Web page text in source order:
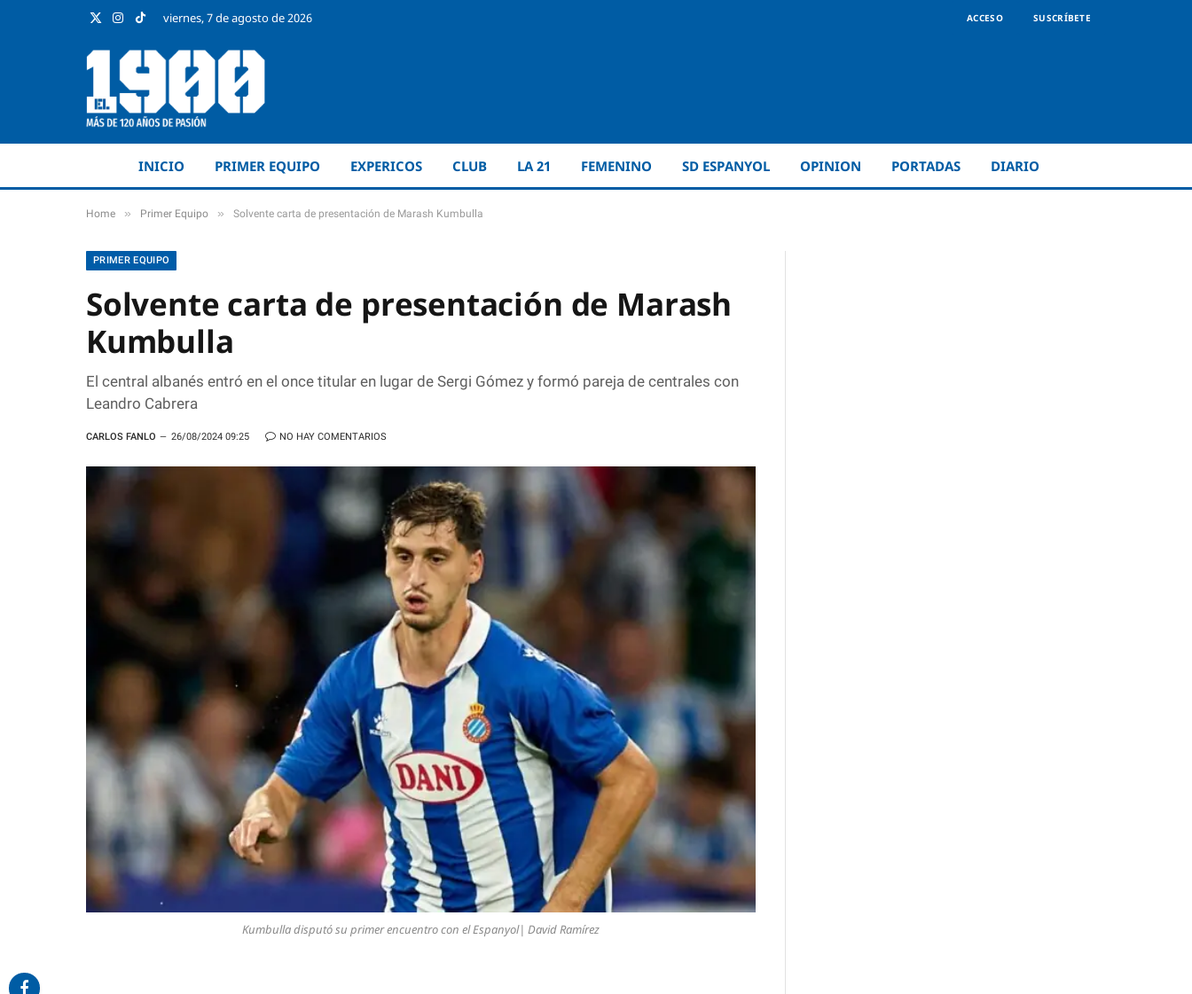
X
Instagram
TikTokviernes, 7 de agosto de 2026 ACCESO SUSCRÍBETE
INICIO PRIMER EQUIPO EXPERICOS CLUB LA 21 FEMENINO SD ESPANYOL OPINION PORTADAS DIARIO
Home » Primer Equipo » Solvente carta de presentación de Marash Kumbulla
PRIMER EQUIPO
Solvente carta de presentación de Marash
Kumbulla
El central albanés entró en el once titular en lugar de Sergi Gómez y formó pareja de centrales con
Leandro Cabrera
CARLOS FANLO 26/08/2024 09:25 NO HAY COMENTARIOS
Kumbulla disputó su primer encuentro con el Espanyol| David Ramírez